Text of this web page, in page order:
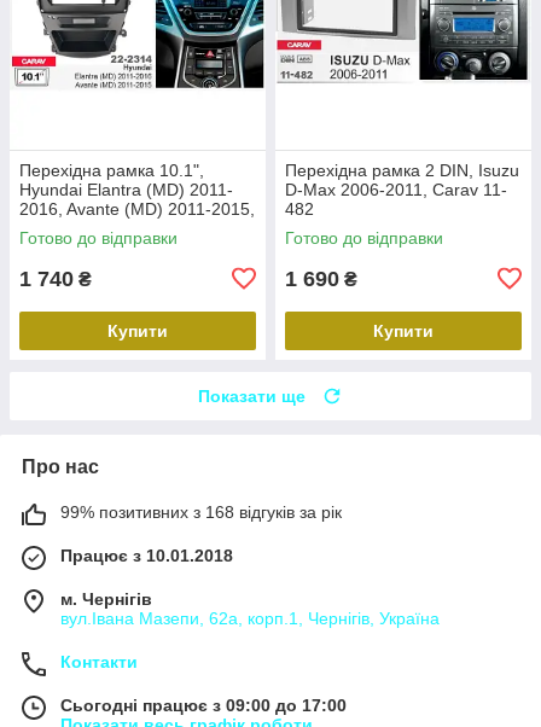
Перехідна рамка 10.1",
Hyundai Elantra (MD) 2011-
2016, Avante (MD) 2011-2015,
Carav 22-2314
Готово до відправки
1 740 ₴
Купити
Перехідна рамка 2 DIN, Isuzu
D-Max 2006-2011, Carav 11-
482
Готово до відправки
1 690 ₴
Купити
Показати ще
Про нас
99% позитивних з 168 відгуків за рік
Працює з 10.01.2018
м. Чернігів
вул.Івана Мазепи, 62а, корп.1, Чернігів, Україна
Контакти
Сьогодні працює з 09:00 до 17:00